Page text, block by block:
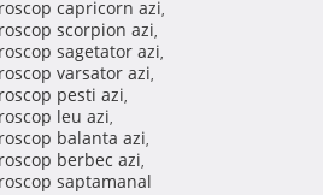
capricorn azi,
scorpion azi,
sagetator azi,
varsator azi,
pesti azi,
leu azi,
balanta azi,
berbec azi,
saptamanal